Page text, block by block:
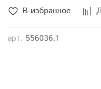
В избранное
арт. 556036.1
Производитель:
115x115x265 Цвет:
внутреннего слоя: